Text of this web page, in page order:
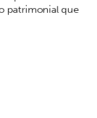
patrimonial que